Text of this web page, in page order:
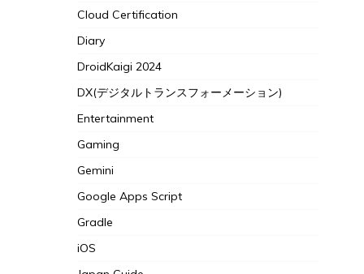
Cloud Certification
Diary
DroidKaigi 2024
DX(デジタルトランスフォーメーション)
Entertainment
Gaming
Gemini
Google Apps Script
Gradle
iOS